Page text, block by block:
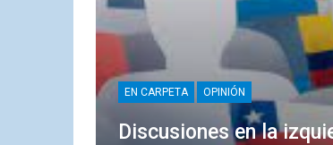
EN CARPETA OPINIÓN
Discusiones en la